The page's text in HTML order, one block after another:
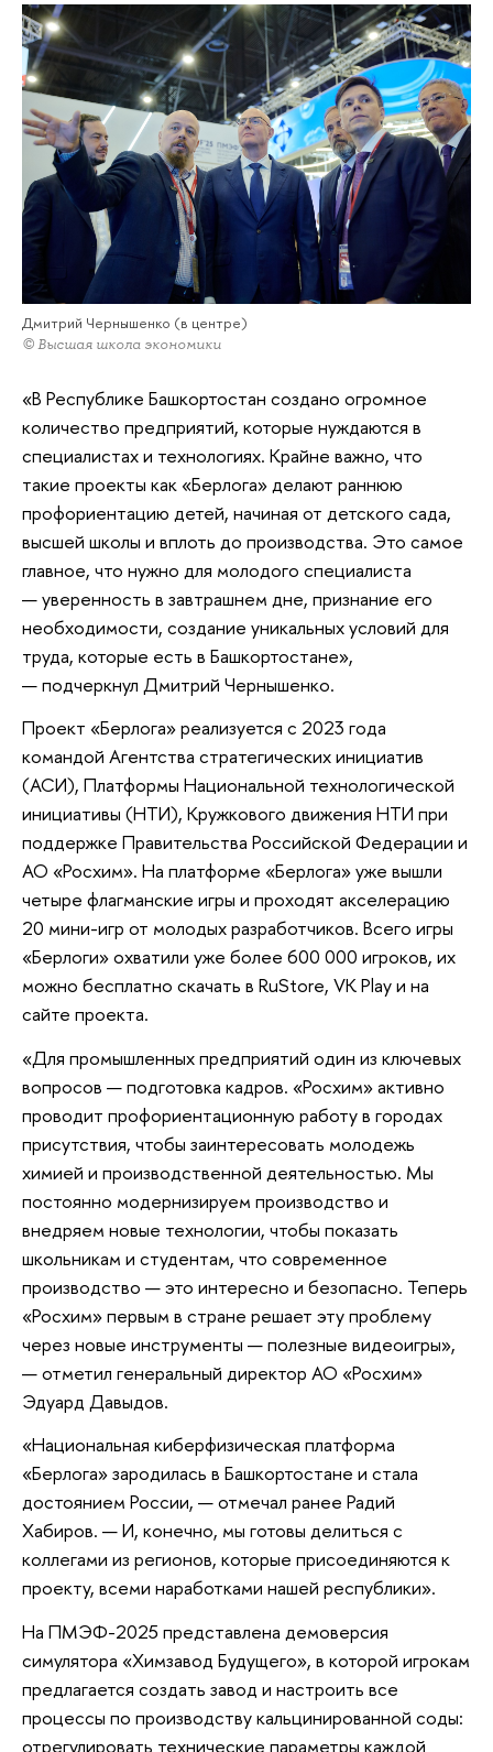
Дмитрий Чернышенко (в центре)
© Высшая школа экономики
«В Республике Башкортостан создано огромное
количество предприятий, которые нуждаются в
специалистах и технологиях. Крайне важно, что
такие проекты как «Берлога» делают раннюю
профориентацию детей, начиная от детского сада,
высшей школы и вплоть до производства. Это самое
главное, что нужно для молодого специалиста
— уверенность в завтрашнем дне, признание его
необходимости, создание уникальных условий для
труда, которые есть в Башкортостане»,
— подчеркнул Дмитрий Чернышенко.
Проект «Берлога» реализуется с 2023 года
командой Агентства стратегических инициатив
(АСИ), Платформы Национальной технологической
инициативы (НТИ), Кружкового движения НТИ при
поддержке Правительства Российской Федерации и
АО «Росхим». На платформе «Берлога» уже вышли
четыре флагманские игры и проходят акселерацию
20 мини-игр от молодых разработчиков. Всего игры
«Берлоги» охватили уже более 600 000 игроков, их
можно бесплатно скачать в RuStore, VK Play и на
сайте проекта.
«Для промышленных предприятий один из ключевых
вопросов — подготовка кадров. «Росхим» активно
проводит профориентационную работу в городах
присутствия, чтобы заинтересовать молодежь
химией и производственной деятельностью. Мы
постоянно модернизируем производство и
внедряем новые технологии, чтобы показать
школьникам и студентам, что современное
производство — это интересно и безопасно. Теперь
«Росхим» первым в стране решает эту проблему
через новые инструменты — полезные видеоигры»,
— отметил генеральный директор АО «Росхим»
Эдуард Давыдов.
«Национальная киберфизическая платформа
«Берлога» зародилась в Башкортостане и стала
достоянием России, — отмечал ранее Радий
Хабиров. — И, конечно, мы готовы делиться с
коллегами из регионов, которые присоединяются к
проекту, всеми наработками нашей республики».
На ПМЭФ-2025 представлена демоверсия
симулятора «Химзавод Будущего», в которой игрокам
предлагается создать завод и настроить все
процессы по производству кальцинированной соды:
отрегулировать технические параметры каждой